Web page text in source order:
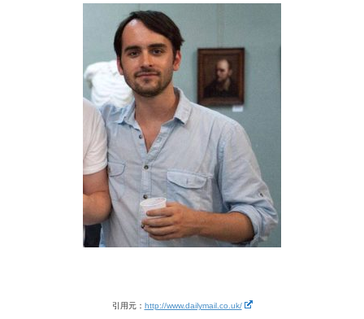
引用元： http://www.dailymail.co.uk/